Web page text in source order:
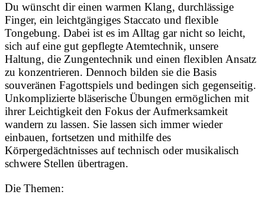
Du wünscht dir einen warmen Klang, durchlässige
Finger, ein leichtgängiges Staccato und flexible
Tongebung. Dabei ist es im Alltag gar nicht so leicht,
sich auf eine gut gepflegte Atemtechnik, unsere
Haltung, die Zungentechnik und einen flexiblen Ansatz
zu konzentrieren. Dennoch bilden sie die Basis
souveränen Fagottspiels und bedingen sich gegenseitig.
Unkomplizierte bläserische Übungen ermöglichen mit
ihrer Leichtigkeit den Fokus der Aufmerksamkeit
wandern zu lassen. Sie lassen sich immer wieder
einbauen, fortsetzen und mithilfe des
Körpergedächtnisses auf technisch oder musikalisch
schwere Stellen übertragen.
Die Themen: